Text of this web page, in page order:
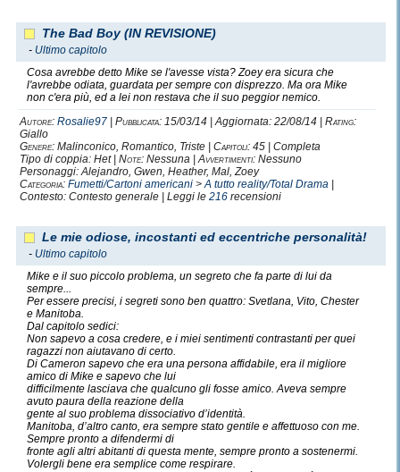
The Bad Boy (IN REVISIONE)
- Ultimo capitolo
Cosa avrebbe detto Mike se l'avesse vista? Zoey era sicura che
l'avrebbe odiata, guardata per sempre con disprezzo. Ma ora Mike
non c'era più, ed a lei non restava che il suo peggior nemico.
Autore: Rosalie97 Pubblicata: 15/03/14 | Aggiornata: 22/08/14 | Rating:
Giallo
Genere: Malinconico, Romantico, Triste | Capitoli: 45 | Completa
Tipo di coppia: Het | Note: Nessuna |Avvertimenti: Nessuno
Personaggi: Alejandro, Gwen, Heather, Mal, Zoey
Categoria: Fumetti/Cartoni americani >A tutto reality/Total Drama
Contesto: Contesto generale | Leggi le 216 recensioni
Le mie odiose, incostanti ed eccentriche personalità!
- Ultimo capitolo
Mike e il suo piccolo problema, un segreto che fa parte di lui da
sempre...
Per essere precisi, i segreti sono ben quattro: Svetlana, Vito, Chester
e Manitoba.
Dal capitolo sedici:
Non sapevo a cosa credere, e i miei sentimenti contrastanti per quei
ragazzi non aiutavano di certo.
Di Cameron sapevo che era una persona affidabile, era il migliore
amico di Mike e sapevo che lui
difficilmente lasciava che qualcuno gli fosse amico. Aveva sempre
avuto paura della reazione della
gente al suo problema dissociativo d’identità.
Manitoba, d’altro canto, era sempre stato gentile e affettuoso con me.
Sempre pronto a difendermi di
fronte agli altri abitanti di questa mente, sempre pronto a sostenermi.
Volergli bene era semplice come respirare.